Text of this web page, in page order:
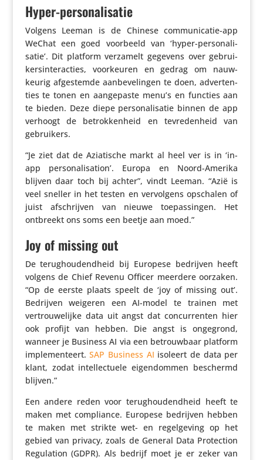
Hyper-personalisatie
Volgens Leeman is de Chinese commu­ni­catie-app
WeChat een goed voorbeeld van ‘hyper-perso­na­li­
satie’. Dit platform verzamelt gegevens over gebrui­
kers­in­ter­ac­ties, voor­keuren en gedrag om nauw­
keurig afge­stemde aanbe­ve­lingen te doen, adver­ten­
ties te tonen en aange­paste menu’s en functies aan
te bieden. Deze diepe perso­na­li­satie binnen de app
verhoogt de betrok­ken­heid en tevre­den­heid van
gebruikers.
“Je ziet dat de Azia­ti­sche markt al heel ver is in ‘in-
app perso­na­li­sa­tion’. Europa en Noord-Amerika
blijven daar toch bij achter”, vindt Leeman. “Azië is
veel sneller in het testen en vervol­gens opschalen of
juist afschrijven van nieuwe toepas­singen. Het
ontbreekt ons soms een beetje aan moed.”
Joy of missing out
De terug­hou­dend­heid bij Europese bedrijven heeft
volgens de Chief Revenu Officer meerdere oorzaken.
“Op de eerste plaats speelt de ‘joy of missing out’.
Bedrijven weigeren een AI-model te trainen met
vertrou­we­lijke data uit angst dat concur­renten hier
ook profijt van hebben. Die angst is ongegrond,
wanneer je Business AI via een betrouw­baar platform
imple­men­teert.SAP Business AI isoleert de data per
klant, zodat intel­lec­tuele eigen­dommen beschermd
blijven.”
Een andere reden voor terug­hou­dend­heid heeft te
maken met compli­ance. Europese bedrijven hebben
te maken met strikte wet- en regel­ge­ving op het
gebied van privacy, zoals de General Data Protec­tion
Regu­la­tion (GDPR). Als bedrijf moet je er zeker van